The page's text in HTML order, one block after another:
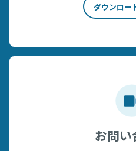
ダウンロー
お問い